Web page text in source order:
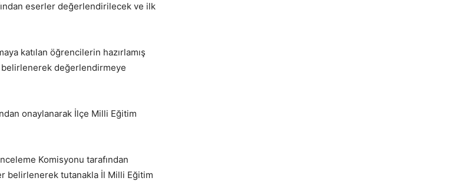
eserler değerlendirilecek ve ilk
katılan öğrencilerin hazırlamış
belirlenerek değerlendirmeye
onaylanarak İlçe Milli Eğitim
Komisyonu tarafından
belirlenerek tutanakla İl Milli Eğitim